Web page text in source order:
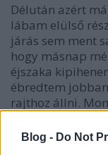
Blog - Do Not
Délután azért
lábam elülső
járás sem ment
hogy másnap
éjszaka
ébredtem
rajthoz állni.
lebeszélném.